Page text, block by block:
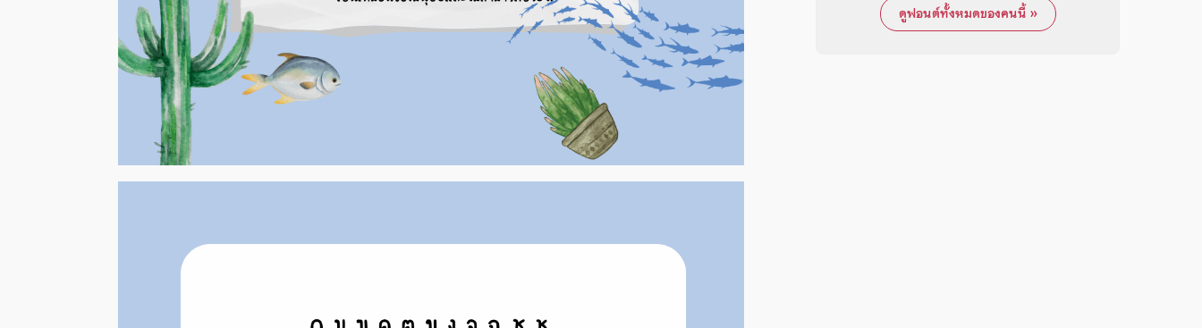
ดูฟอนต์ทั้งหมดของคนนี้ »